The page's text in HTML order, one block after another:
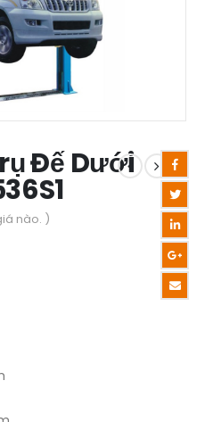
Đế Dưới
nào. )